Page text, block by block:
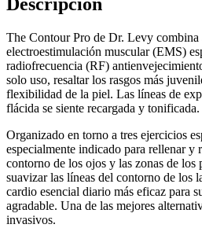
Descripción
The Contour Pro de Dr. Levy combina
electroestimulación muscular (EMS)
radiofrecuencia (RF)
solo uso, resaltar los rasgos más
flexibilidad de la piel. Las líneas de
flácida se siente recargada y tonificada.
Organizado en torno a tres ejercicios
especialmente indicado para rellenar y
contorno de los ojos y las zonas de los
suavizar las líneas del contorno de los
cardio esencial diario más eficaz para
agradable. Una de las mejores
invasivos.